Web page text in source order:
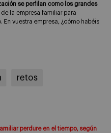
se perfilan como los grandes
de la empresa familiar para
vuestra empresa, ¿cómo habéis
retos
perdure en el tiempo, según